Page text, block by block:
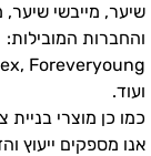
שיער, מייבשי
והחברות המובילות:
ועוד.
כמו כן מוצרי בניית
אנו מספקים ייעוץ